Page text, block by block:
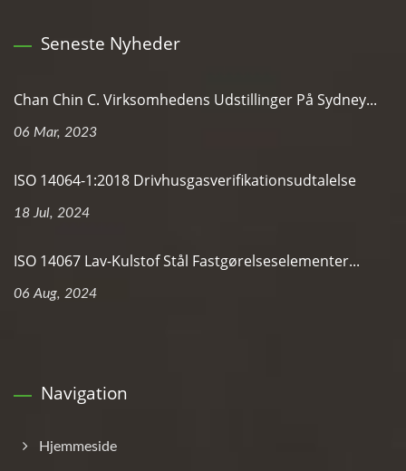
Seneste Nyheder
Chan Chin C. Virksomhedens Udstillinger På Sydney...
06 Mar, 2023
ISO 14064-1:2018 Drivhusgasverifikationsudtalelse
18 Jul, 2024
ISO 14067 Lav-Kulstof Stål Fastgørelseselementer...
06 Aug, 2024
Navigation
Hjemmeside